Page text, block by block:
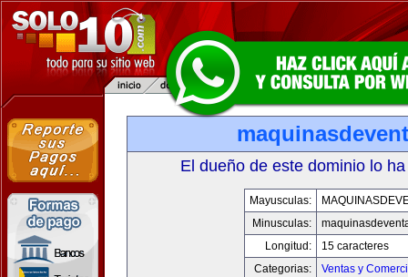
El dueño de este dominio lo
Mayusculas:
Minusculas:
Longitud:
15 caracteres
Categorias:
Ventas y